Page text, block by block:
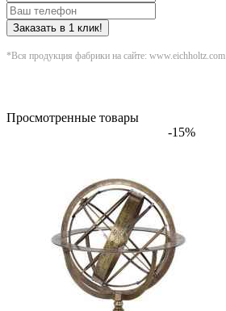
Заказать в 1 клик!
*Вся продукция фабрики на сайте: www.eichholtz.com
Просмотренные товары
-15%